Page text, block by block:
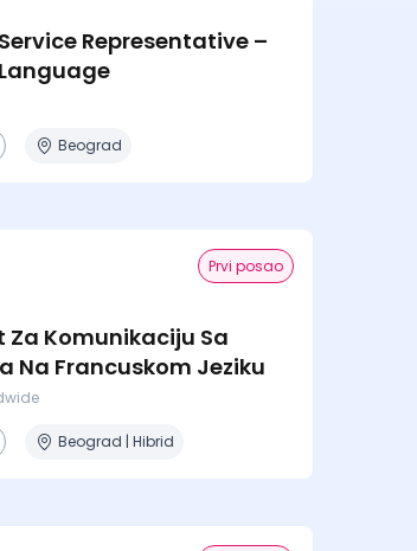
Representative –
Beograd
Prvi posao
Komunikaciju Sa
Na Francuskom Jeziku
Beograd | Hibrid